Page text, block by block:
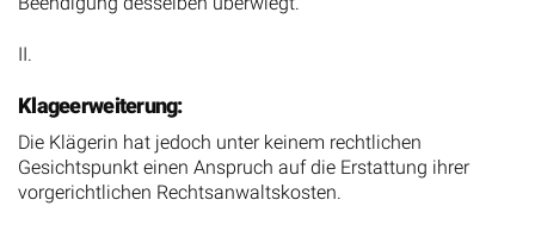
II.
Klageerweiterung:
Die Klägerin hat jedoch unter keinem rechtlichen
Gesichtspunkt einen Anspruch auf die Erstattung ihrer
vorgerichtlichen Rechtsanwaltskosten.